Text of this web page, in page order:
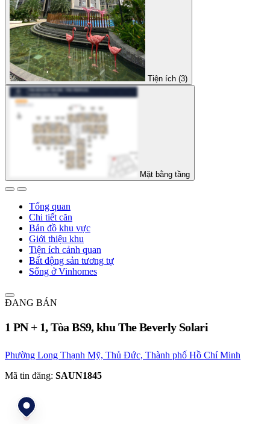
Tiện ích (3)
Mặt bằng tầng
Tổng quan
Chi tiết căn
Bản đồ khu vực
Giới thiệu khu
Tiện ích cảnh quan
Bất động sản tương tự
Sống ở Vinhomes
ĐANG BÁN
1 PN + 1, Tòa BS9, khu The Beverly Solari
Phường Long Thạnh Mỹ, Thủ Đức, Thành phố Hồ Chí Minh
Mã tin đăng: SAUN1845